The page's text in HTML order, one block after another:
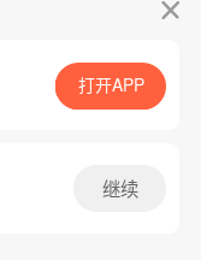
App免费看
打开APP
继续